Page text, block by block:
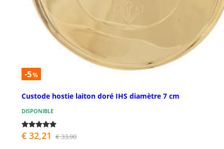
-5%
Custode hostie laiton doré IHS diamètre 7 cm
DISPONIBLE
€ 32,21 € 33,90